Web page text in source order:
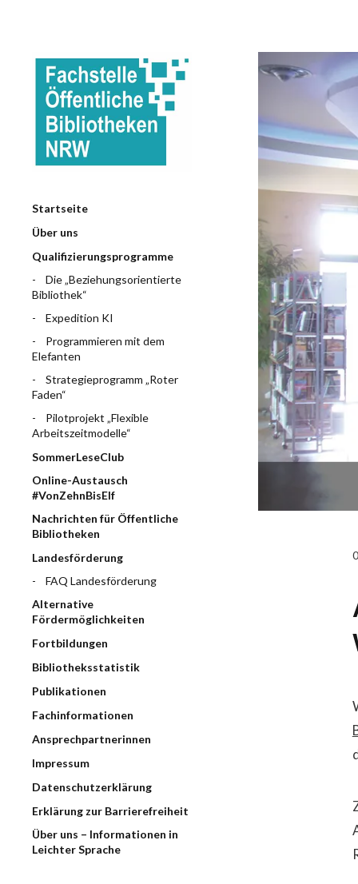
Startseite
Über uns
Qualifizierungsprogramme
Die „Beziehungsorientierte
Bibliothek“
Expedition KI
Programmieren mit dem
Elefanten
Strategieprogramm „Roter
Faden“
Pilotprojekt „Flexible
Arbeitszeitmodelle“
SommerLeseClub
Online-Austausch
#VonZehnBisElf
Nachrichten für Öffentliche
Bibliotheken
Landesförderung
FAQ Landesförderung
Alternative
Fördermöglichkeiten
Fortbildungen
Bibliotheksstatistik
Publikationen
Fachinformationen
Ansprechpartnerinnen
Impressum
Datenschutzerklärung
Erklärung zur Barrierefreiheit
Über uns – Informationen in
Leichter Sprache